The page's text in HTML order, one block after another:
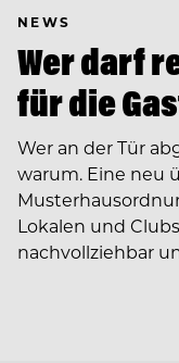
NEWS
Wer darf
für die
Wer an der Tür
warum. Eine neu
Lokalen und
nachvollziehbar